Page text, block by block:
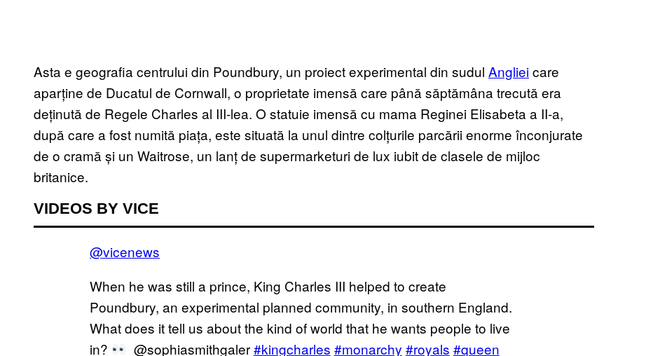
Asta e geografia centrului din Poundbury, un proiect experimental din sudul Anglieicare
aparține de Ducatul de Cornwall, o proprietate imensă care până săptămâna trecută era
deținută de Regele Charles al III-lea. O statuie imensă cu mama Reginei Elisabeta a II-a,
după care a fost numită piața, este situată la unul dintre colțurile parcării enorme înconjurate
de o cramă și un Waitrose, un lanț de supermarketuri de lux iubit de clasele de mijloc
britanice.
VIDEOS BY VICE
@vicenews
When he was still a prince, King Charles III helped to create
Poundbury, an experimental planned community, in southern England.
What does it tell us about the kind of world that he wants people to live
in?
@sophiasmithgaler#kingcharles #monarchy #royals #queen